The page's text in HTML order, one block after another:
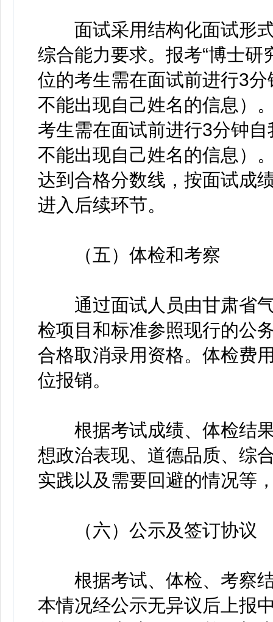
面试采用结构化面试形式
综合能力要求。报考“博士研
位的考生需在面试前进行3
不能出现自己姓名的信息）
考生需在面试前进行3分钟
不能出现自己姓名的信息）
达到合格分数线，按面试成
进入后续环节。
（五）体检和考察
通过面试人员由甘肃省气
检项目和标准参照现行的公
合格取消录用资格。体检费
位报销。
根据考试成绩、体检结果
想政治表现、道德品质、综
实践以及需要回避的情况等
（六）公示及签订协议
根据考试、体检、考察结
本情况经公示无异议后上报